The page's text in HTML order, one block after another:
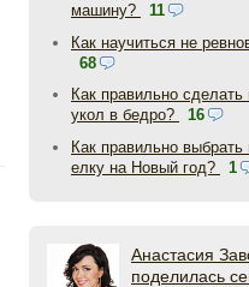
машину?
11
Как научиться не
68
Как правильно
укол в бедро?
16
Как правильно выбрать
елку на Новый год?
1
Анастасия
поделилась